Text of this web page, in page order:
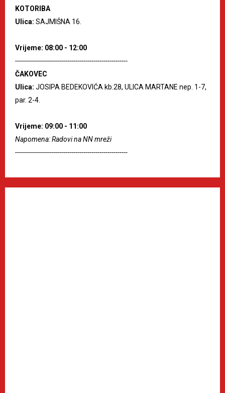
KOTORIBA
Ulica: SAJMIŠNA 16.
Vrijeme: 08:00 - 12:00
--------------------------------------------------------
ČAKOVEC
Ulica: JOSIPA BEDEKOVIĆA kb.28, ULICA MARTANE nep. 1-7,
par. 2-4.
Vrijeme: 09:00 - 11:00
Napomena: Radovi na NN mreži
--------------------------------------------------------